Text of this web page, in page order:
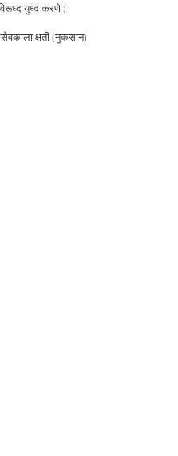
युध्द करणे :
क्षती (नुकसान)